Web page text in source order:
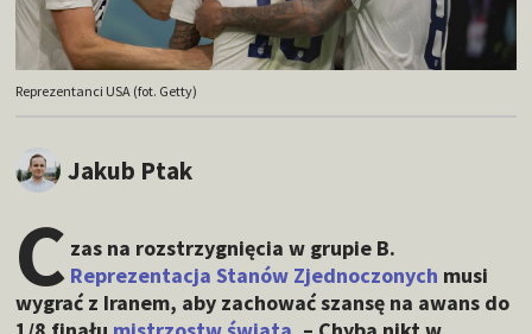
Reprezentanci USA (fot. Getty)
Jakub Ptak
C zas na rozstrzygnięcia w grupie B.
Reprezentacja Stanów Zjednoczonych musi
wygrać z Iranem, aby zachować szansę na awans do